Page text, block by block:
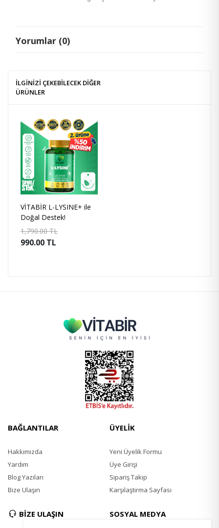
Yorumlar (0)
İLGİNİZİ ÇEKEBİLECEK DİĞER
ÜRÜNLER
VİTABİR L-LYSINE+ ile
Doğal Destek!
1,790.00 TL
990.00 TL
BAĞLANTILAR
Hakkımızda
Yardım
Blog Yazıları
Bize Ulaşın
ÜYELİK
Yeni Üyelik Formu
Üye Girişi
Sipariş Takip
Karşılaştırma Sayfası
BİZE ULAŞIN SOSYAL MEDYA